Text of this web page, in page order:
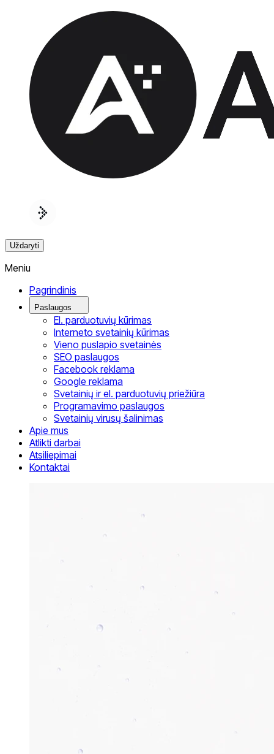
Uždaryti
Meniu
Pagrindinis
Paslaugos
El. parduotuvių kūrimas
Interneto svetainių kūrimas
Vieno puslapio svetainės
SEO paslaugos
Facebook reklama
Google reklama
Svetainių ir el. parduotuvių priežiūra
Programavimo paslaugos
Svetainių virusų šalinimas
Apie mus
Atlikti darbai
Atsiliepimai
Kontaktai